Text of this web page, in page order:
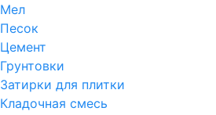
Мел
Песок
Цемент
Грунтовки
Затирки для плитки
Кладочная смесь